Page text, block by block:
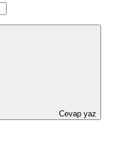
Cevap yaz